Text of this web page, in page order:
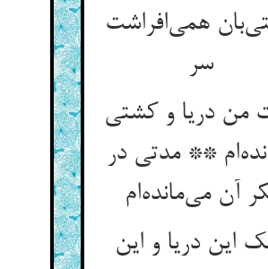
همی‌‌افراشت
سر
من دریا و کشتی
** مدتی در
این دریا و این